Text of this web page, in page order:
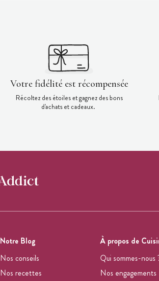
Votre fidélité est récompensée
Récoltez des étoiles et gagnez des bons
d'achats et cadeaux.
Notre Blog
Nos conseils
Nos recettes
À propos de
Qui sommes-nous
Nos engagements